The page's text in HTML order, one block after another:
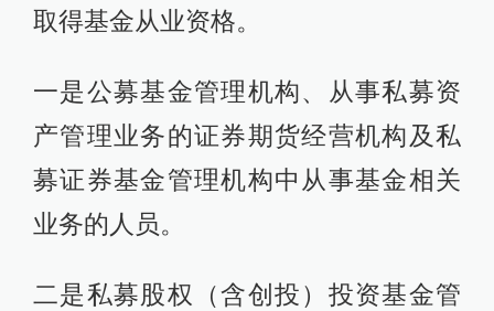
取得基金从业资格。
一是公募基金管理机构、从事私募资
产管理业务的证券期货经营机构及私
募证券基金管理机构中从事基金相关
业务的人员。
二是私募股权（含创投）投资基金管